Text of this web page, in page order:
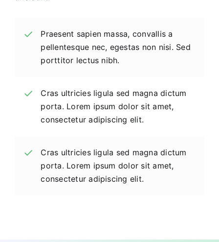
Praesent sapien massa, convallis a
pellentesque nec, egestas non nisi. Sed
porttitor lectus nibh.
Cras ultricies ligula sed magna dictum
porta. Lorem ipsum dolor sit amet,
consectetur adipiscing elit.
Cras ultricies ligula sed magna dictum
porta. Lorem ipsum dolor sit amet,
consectetur adipiscing elit.